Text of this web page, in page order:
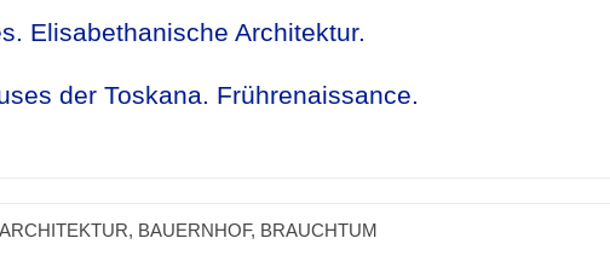
Elisabethanische Architektur.
der Toskana. Frührenaissance.
ARCHITEKTUR, BAUERNHOF, BRAUCHTUM